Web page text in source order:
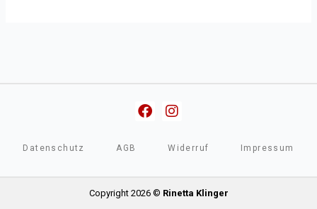
Facebook
Instagram
Datenschutz AGB Widerruf Impressum
Copyright 2026 © Rinetta Klinger